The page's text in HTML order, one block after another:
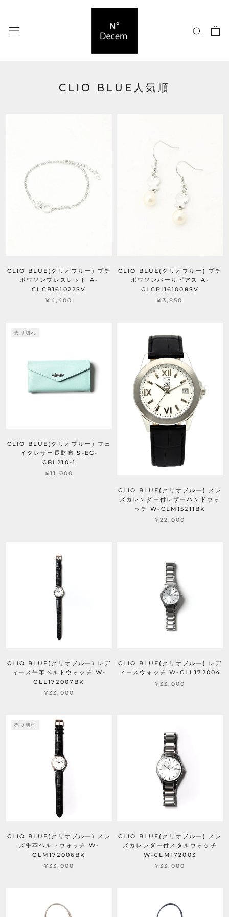
て
CLIO BLUE人気順
CLIO BLUE(クリオブルー) プチ
ポワソンブレスレット A-
CLCB161022SV
¥4,400
CLIO BLUE(クリオブルー) プチ
ポワソンパールピアス A-
CLCPI161008SV
¥3,850
売り切れ
CLIO BLUE(クリオブルー) フェ
イクレザー長財布 S-EG-
CBL210-1
¥11,000
CLIO BLUE(クリオブルー) メン
ズカレンダー付レザーバンドウォ
ッチ W-CLM15211BK
¥22,000
CLIO BLUE(クリオブルー) レデ
ィース牛革ベルトウォッチ W-
CLL172007BK
¥33,000
CLIO BLUE(クリオブルー) レデ
ィースウォッチ W-CLL172004
¥33,000
売り切れ
CLIO BLUE(クリオブルー) メン
ズ牛革ベルトウォッチ W-
CLM172006BK
¥33,000
CLIO BLUE(クリオブルー) メン
ズカレンダー付メタルウォッチ
W-CLM172003
¥33,000